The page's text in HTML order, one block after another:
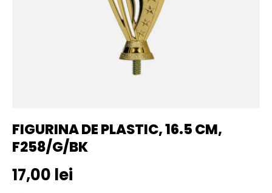
FIGURINA DE PLASTIC, 16.5 CM,
F258/G/BK
Pret initial
17,00 lei